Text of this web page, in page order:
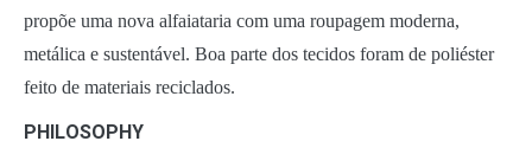
propõe uma nova alfaiataria com uma roupagem moderna,
metálica e sustentável. Boa parte dos tecidos foram de poliéster
feito de materiais reciclados.
PHILOSOPHY